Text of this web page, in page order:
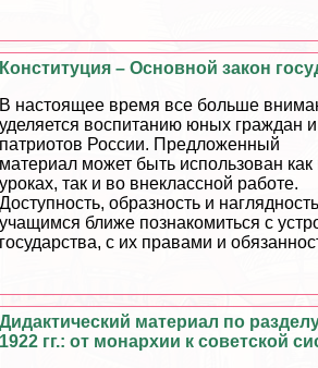
Конституция – Основной закон
В настоящее время все больше
уделяется воспитанию юных граждан и
патриотов России. Предложенный
материал может быть использован как
уроках, так и во внеклассной работе.
Доступность, образность и
учащимся ближе познакомиться с
государства, с их правами и
Дидактический материал по
1922 гг.: от монархии к советской